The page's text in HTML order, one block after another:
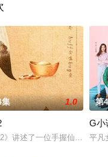
集 1.0
2》讲述了一位手握仙侠大IP
第
G小
平凡